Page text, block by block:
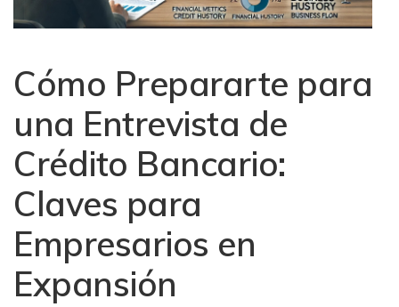
Cómo Prepararte para
una Entrevista de
Crédito Bancario:
Claves para
Empresarios en
Expansión